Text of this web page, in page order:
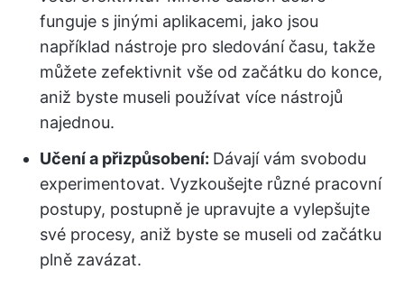
funguje s jinými aplikacemi, jako jsou
například nástroje pro sledování času, takže
můžete zefektivnit vše od začátku do konce,
aniž byste museli používat více nástrojů
najednou.
Učení a přizpůsobení: Dávají vám svobodu
experimentovat. Vyzkoušejte různé pracovní
postupy, postupně je upravujte a vylepšujte
své procesy, aniž byste se museli od začátku
plně zavázat.